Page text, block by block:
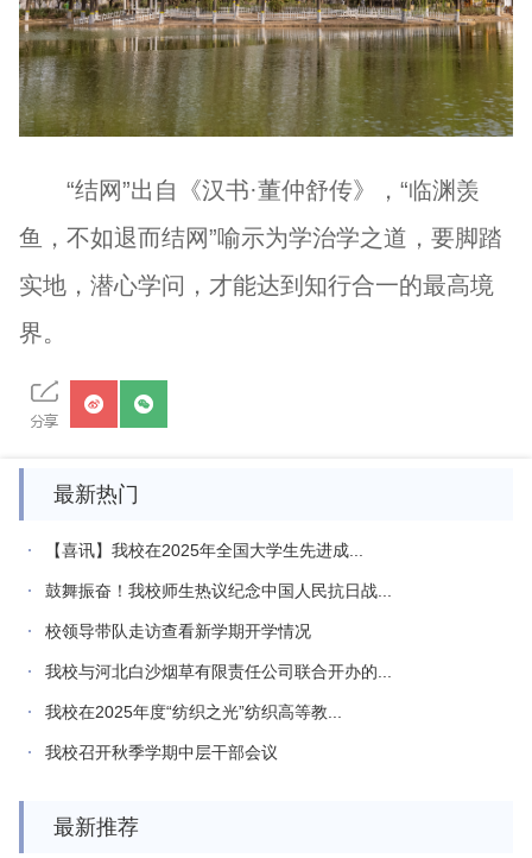
“结网”出自《汉书·董仲舒传》，“临渊羡
鱼，不如退而结网”喻示为学治学之道，要脚踏
实地，潜心学问，才能达到知行合一的最高境
界。
最新热门
【喜讯】我校在2025年全国大学生先进成...
鼓舞振奋！我校师生热议纪念中国人民抗日战...
校领导带队走访查看新学期开学情况
我校与河北白沙烟草有限责任公司联合开办的...
我校在2025年度“纺织之光”纺织高等教...
我校召开秋季学期中层干部会议
最新推荐